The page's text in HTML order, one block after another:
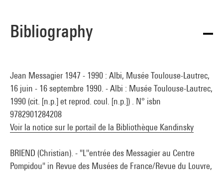
Bibliography
Jean Messagier 1947 - 1990 : Albi, Musée Toulouse-Lautrec,
16 juin - 16 septembre 1990. - Albi : Musée Toulouse-Lautrec,
1990 (cit. [n.p.] et reprod. coul. [n.p.]) . N° isbn
9782901284208
Voir la notice sur le portail de la Bibliothèque Kandinsky
BRIEND (Christian). - "L''entrée des Messagier au Centre
Pompidou" in Revue des Musées de France/Revue du Louvre,